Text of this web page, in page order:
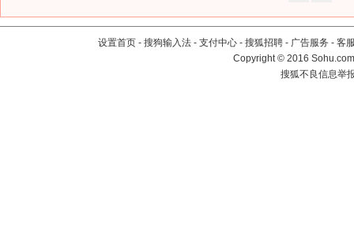
设置首页 - 搜狗输入法 - 支付中心 - 搜狐招聘 - 广告服务 - 客
Copyright©2016
搜狐不良信息举